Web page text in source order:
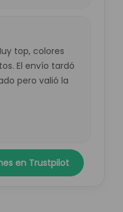
top, colores
El envío tardó
pero valió la
en Trustpilot